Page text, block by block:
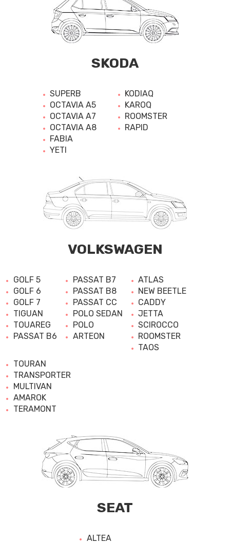
SKODA
SUPERB
OCTAVIA A5
OCTAVIA A7
OCTAVIA A8
FABIA
YETI
KODIAQ
KAROQ
ROOMSTER
RAPID
VOLKSWAGEN
GOLF 5
GOLF 6
GOLF 7
TIGUAN
TOUAREG
PASSAT B6
PASSAT B7
PASSAT B8
PASSAT CC
POLO SEDAN
POLO
ARTEON
ATLAS
NEW BEETLE
CADDY
JETTA
SCIROCCO
ROOMSTER
TAOS
TOURAN
TRANSPORTER
MULTIVAN
AMAROK
TERAMONT
SEAT
ALTEA